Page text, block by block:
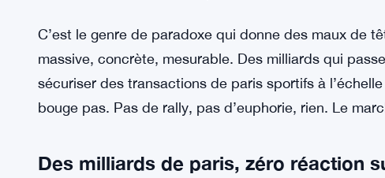
C’est le genre de paradoxe qui donne des maux de
massive, concrète, mesurable. Des milliards qui
sécuriser des transactions de paris sportifs à
bouge pas. Pas de rally, pas d’euphorie, rien. Le
Des milliards de paris, zéro réaction